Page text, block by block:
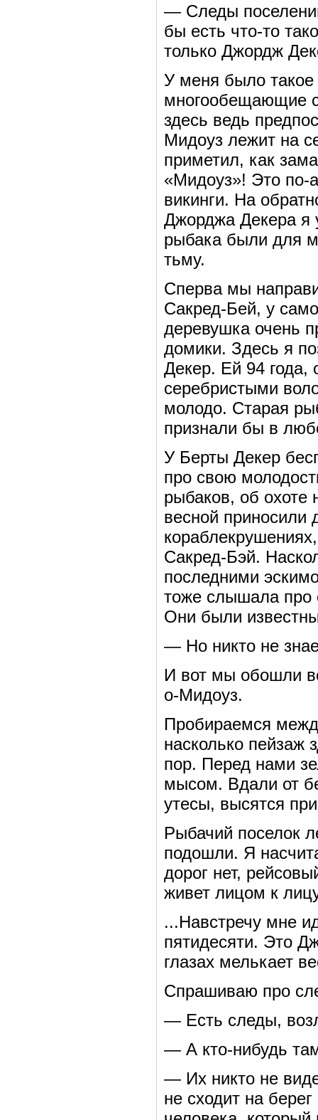
— Следы
бы есть что-то
только Джордж
У меня было такое
многообещающие
здесь ведь
Мидоуз лежит на
приметил, как
«Мидоуз»! Это по-
викинги. На
Джорджа Декера я
рыбака были для
тьму.
Сперва мы
Сакред-Бей, у
деревушка очень
домики. Здесь я
Декер. Ей 94 года,
серебристыми
молодо. Старая
признали бы в
У Берты Декер
про свою
рыбаков, об охоте
весной
Сакред-Бэй.
последними
тоже слышала про
Они были
— Но никто не
И вот мы обошли
о-Мидоуз.
Пробираемся
насколько пейзаж
пор. Перед нами
мысом. Вдали от
утесы, высятся
Рыбачий поселок
подошли. Я
дорог нет,
живет лицом к
...Навстречу мне
пятидесяти. Это
глазах мелькает
Спрашиваю про
— Есть следы,
— А кто-нибудь
— Их никто не
не сходит на